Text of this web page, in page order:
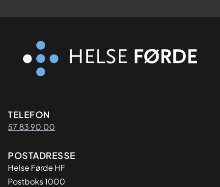
Kontaktinformasjon
TELEFON
57 83 90 00
Adresse
POSTADRESSE
Helse Førde HF
Postboks 1000